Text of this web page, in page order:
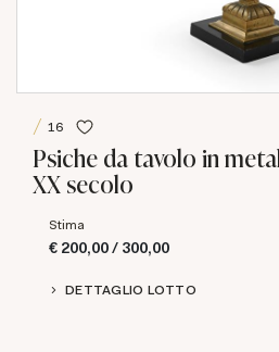
16
Psiche da tavolo in
XX secolo
Stima
€ 200,00 / 300,00
DETTAGLIO LOTTO